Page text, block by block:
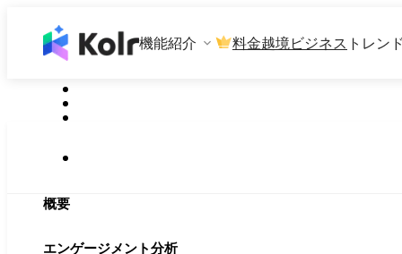
機能紹介 料金越境ビジネス トレン
概要
エンゲージメント分析